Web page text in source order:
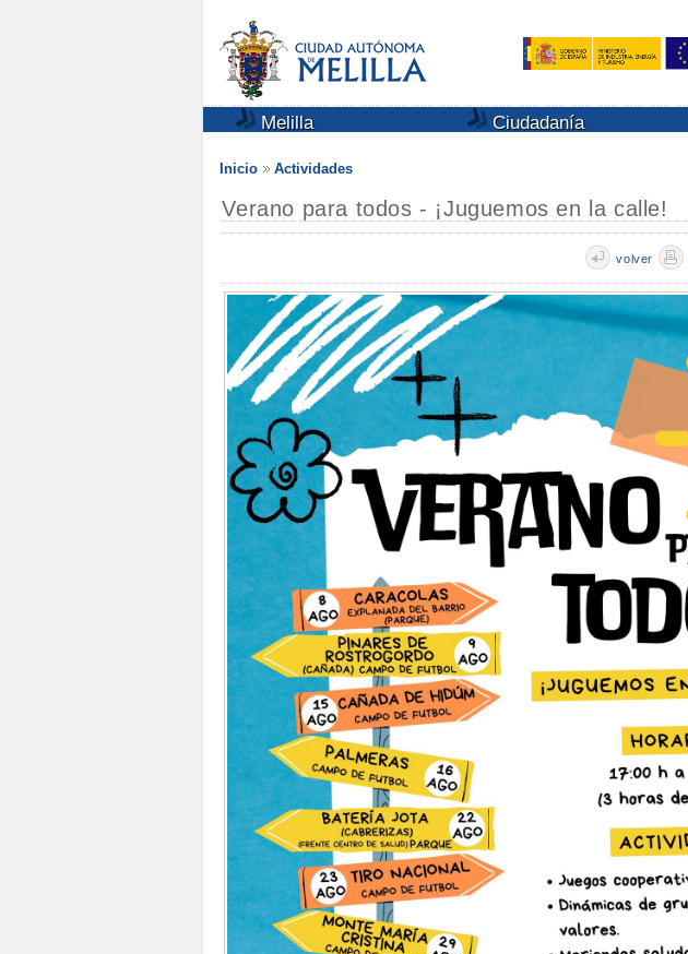
Melilla Ciudadanía
Inicio Actividades
Verano para todos - ¡Juguemos en la calle!
volver